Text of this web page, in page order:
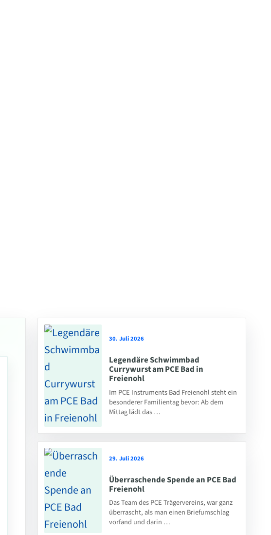
30. Juli 2026
Legendäre Schwimmbad
Currywurst am PCE Bad in
Freienohl
Im PCE Instruments Bad Freienohl steht ein
besonderer Familientag bevor: Ab dem
Mittag lädt das …
29. Juli 2026
Überraschende Spende an PCE Bad
Freienohl
Das Team des PCE Trägervereins, war ganz
überrascht, als man einen Briefumschlag
vorfand und darin …